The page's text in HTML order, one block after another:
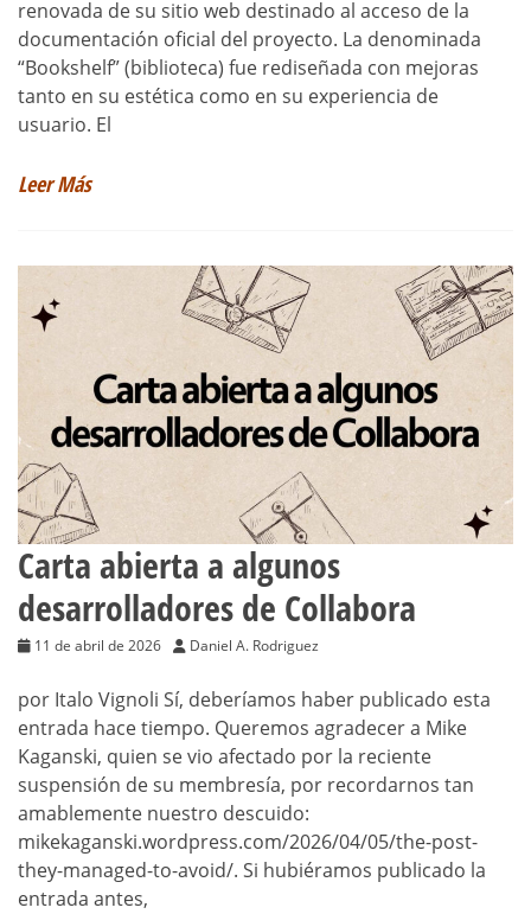
renovada de su sitio web destinado al acceso de la
documentación oficial del proyecto. La denominada
“Bookshelf” (biblioteca) fue rediseñada con mejoras
tanto en su estética como en su experiencia de
usuario. El
Leer Más
Carta abierta a algunos
desarrolladores de Collabora
11 de abril de 2026 Daniel A. Rodriguez
por Italo Vignoli Sí, deberíamos haber publicado esta
entrada hace tiempo. Queremos agradecer a Mike
Kaganski, quien se vio afectado por la reciente
suspensión de su membresía, por recordarnos tan
amablemente nuestro descuido:
mikekaganski.wordpress.com/2026/04/05/the-post-
they-managed-to-avoid/. Si hubiéramos publicado la
entrada antes,